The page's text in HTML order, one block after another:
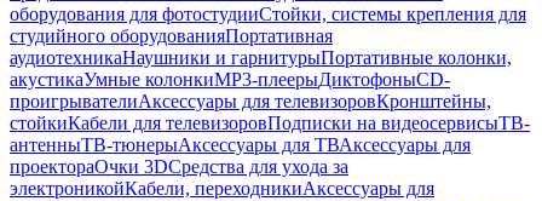
оборудования для фотостудииСтойки, системы крепления для
студийного оборудованияПортативная
аудиотехникаНаушники и гарнитурыПортативные колонки,
акустикаУмные колонкиMP3-плеерыДиктофоныCD-
проигрывателиАксессуары для телевизоровКронштейны,
стойкиКабели для телевизоровПодписки на видеосервисыТВ-
антенныТВ-тюнерыАксессуары для ТВАксессуары для
проектораОчки 3DСредства для ухода за
электроникойКабели, переходникиАксессуары для